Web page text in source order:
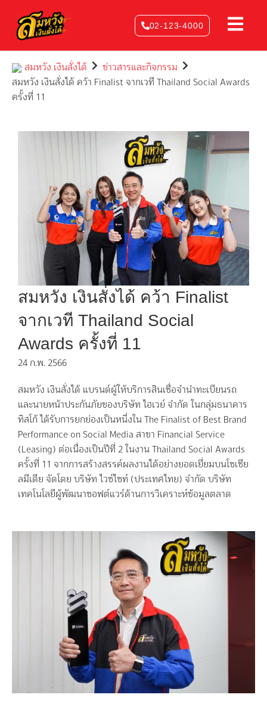
content
02-123-4000
สมหวัง เงินสั่งได้
ข่าวสารและกิจกรรม
สมหวัง เงินสั่งได้ คว้า Finalist จากเวที Thailand Social Awards
ครั้งที่ 11
สมหวัง เงินสั่งได้ คว้า Finalist
จากเวที Thailand Social
Awards ครั้งที่ 11
24 ก.พ. 2566
สมหวัง เงินสั่งได้ แบรนด์ผู้ให้บริการสินเชื่อจำนำทะเบียนรถ
และนายหน้าประกันภัยของบริษัท ไฮเวย์ จำกัด ในกลุ่มธนาคาร
ทิสโก้ ได้รับการยกย่องเป็นหนึ่งใน The Finalist of Best Brand
Performance on Social Media สาขา Financial Service
(Leasing) ต่อเนื่องเป็นปีที่ 2 ในงาน Thailand Social Awards
ครั้งที่ 11 จากการสร้างสรรค์ผลงานได้อย่างยอดเยี่ยมบนโซเชีย
ลมีเดีย จัดโดย บริษัท ไวซ์ไซท์ (ประเทศไทย) จำกัด บริษัท
เทคโนโลยีผู้พัฒนาซอฟต์แวร์ด้านการวิเคราะห์ข้อมูลตลาด